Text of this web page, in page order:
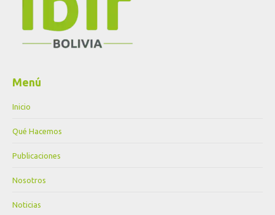
Menú
Inicio
Qué Hacemos
Publicaciones
Nosotros
Noticias